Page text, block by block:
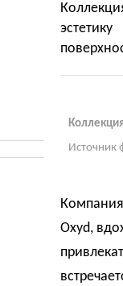
Источник
Компания
Oxyd,